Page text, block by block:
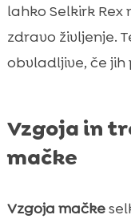
lahko Selkirk
zdravo življenje.
obvladljive, če
Vzgoja in
mačke
Vzgoja mačke